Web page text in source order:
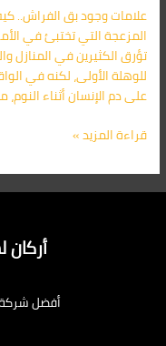
علامات وجود بق الفراش..
المزعجة التي تختبئ في
تؤرق الكثيرين في المنازل
للوهلة الأولى، لكنه في
على دم الإنسان أثناء
قراءة المزيد »
أفضل